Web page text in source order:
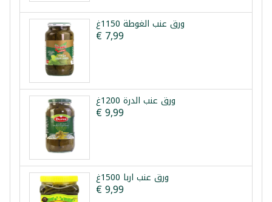
ورق عنب الغوطة 1150غ
€ 7,99
ورق عنب الدرة 1200غ
€ 9,99
ورق عنب اربا 1500غ
€ 9,99